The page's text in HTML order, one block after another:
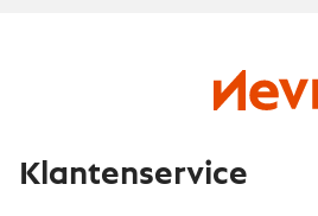
Klantenservice